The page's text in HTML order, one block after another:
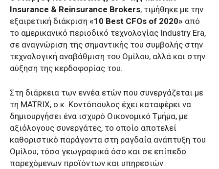
Insurance & Reinsurance Brokers, τιμήθηκε με την
εξαιρετική διάκριση «10 Best CFOs of 2020» από
το αμερικανικό περιοδικό τεχνολογίας Industry Era,
σε αναγνώριση της σημαντικής του συμβολής στην
τεχνολογική αναβάθμιση του Ομίλου, αλλά και στην
αύξηση της κερδοφορίας του.
Στη διάρκεια των εννέα ετών που συνεργάζεται με
τη MATRIX, ο κ. Κοντόπουλος έχει καταφέρει να
δημιουργήσει ένα ισχυρό Οικονομικό Τμήμα, με
αξιόλογους συνεργάτες, το οποίο αποτελεί
καθοριστικό παράγοντα στη ραγδαία ανάπτυξη του
Ομίλου, τόσο γεωγραφικά όσο και σε επίπεδο
παρεχόμενων προϊόντων και υπηρεσιών.